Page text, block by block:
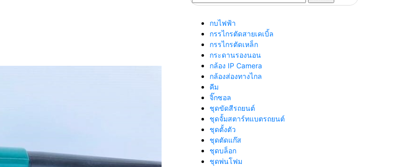
สำหรับ:
กบไฟฟ้า
กรรไกรตัดสายเคเบิ้ล
กรรไกรตัดเหล็ก
กระดานรองนอน
กล้อง IP Camera
กล้องส่องทางไกล
คีม
จิ๊กซอล
ชุดขัดสีรถยนต์​
ชุดจั้มสตาร์ทแบตรถยนต์
ชุดตั้งตัว
ชุดตัดแก๊ส
ชุดบล็อก
ชุดพ่นโฟม